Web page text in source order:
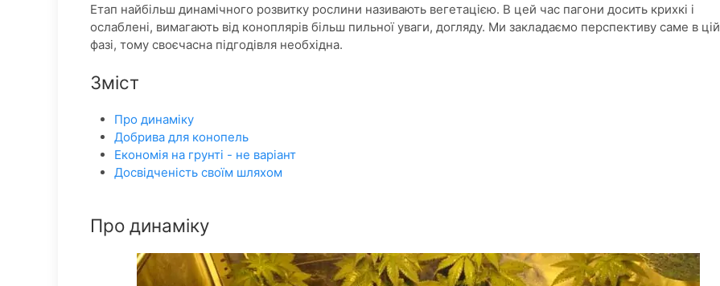
Етап найбільш динамічного розвитку рослини називають вегетацією. В цей час пагони досить крихкі і
ослаблені, вимагають від коноплярів більш пильної уваги, догляду. Ми закладаємо перспективу саме в цій
фазі, тому своєчасна підгодівля необхідна.
Зміст
Про динаміку
Добрива для конопель
Економія на грунті - не варіант
Досвідченість своїм шляхом
Про динаміку